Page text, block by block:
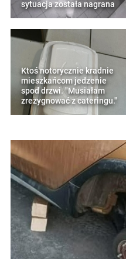
sytuacja została nagrana
Ktoś notorycznie kradnie
mieszkańcom jedzenie
spod drzwi. "Musiałam
zrezygnować z cateringu."